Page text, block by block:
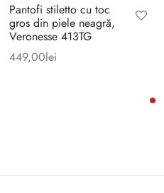
Pantofi stiletto cu toc
gros din piele neagră,
Veronesse 413TG
449,00lei